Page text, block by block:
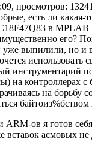
просмотров:
есть ли какая-
в МPLAB
его?
уже выпилили, но и
использовать
инструментарий
на контроллерах с
на борьбу
АRM-ов я готов
вставок асмовых